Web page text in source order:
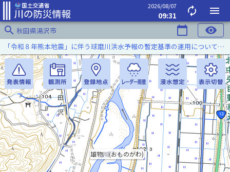
2026/08/07
09:31 autorenew
menu
search 秋田県湯沢市 calendar_today visibility
雄物川(おものがわ)
「令和８年熊本地震」に伴う球磨川洪水予報の暫定基準の運用について（令和８年８月５日）